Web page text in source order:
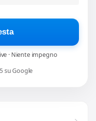
· Niente impegno
su Google